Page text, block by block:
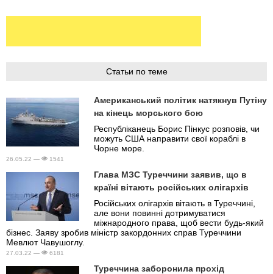
Статьи по теме
Американський політик натякнув Путіну
на кінець морського бою
Республіканець Борис Пінкус розповів, чи
можуть США направити свої кораблі в
Чорне море.
26.05.22 — 1541
Глава МЗС Туреччини заявив, що в
країні вітають російських олігархів
Російських олігархів вітають в Туреччині,
але вони повинні дотримуватися
міжнародного права, щоб вести будь-який
бізнес. Заяву зробив міністр закордонних справ Туреччини
Мевлют Чавушоглу.
27.03.22 — 6181
Туреччина заборонила прохід